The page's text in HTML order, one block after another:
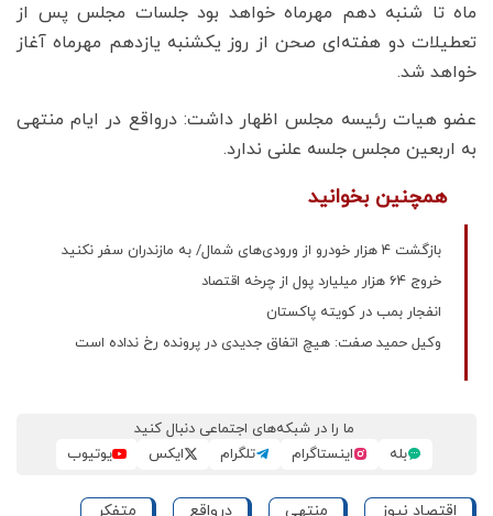
ماه تا شنبه دهم مهرماه خواهد بود جلسات مجلس پس از
تعطیلات دو هفته‌ای صحن از روز یکشنبه یازدهم مهرماه آغاز
خواهد شد.
عضو هیات رئیسه مجلس اظهار داشت: درواقع در ایام منتهی
به اربعین مجلس جلسه علنی ندارد.
همچنین بخوانید
بازگشت ۴ هزار خودرو از ورودی‌های شمال/ به مازندران سفر نکنید
خروج 64 هزار میلیارد پول از چرخه اقتصاد
انفجار بمب در کویته پاکستان
وکیل حمید صفت: هیچ اتفاق جدیدی در پرونده رخ نداده است
ما را در شبکه‌های اجتماعی دنبال کنید
بله
اینستاگرام تلگرام ایکس یوتیوب
اقتصاد نیوز منتهی درواقع متفکر